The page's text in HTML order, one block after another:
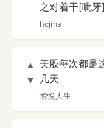
之对着干[呲牙]
hcjms
▲
▼
美股每次都是
几天
愉悦人生